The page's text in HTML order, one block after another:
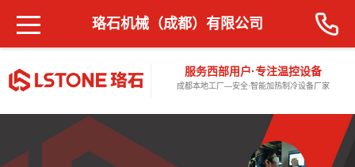
服务西部用户·专注温控设备
成都本地工厂—安全·智能加热制冷设备厂家
珞石机械（成都）有限公司